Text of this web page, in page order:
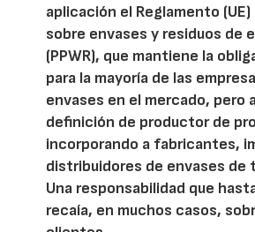
aplicación el Reglamento
sobre envases y residuos de
(PPWR), que mantiene la
para la mayoría de las
envases en el mercado, pero
definición de productor de
incorporando a fabricantes,
distribuidores de envases de
Una responsabilidad que
recaía, en muchos casos,